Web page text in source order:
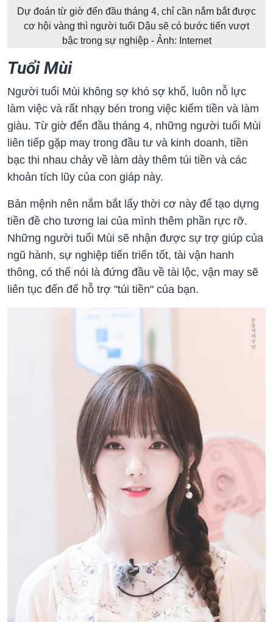
Dự đoán từ giờ đến đầu tháng 4, chỉ cần nắm bắt được
cơ hội vàng thì người tuổi Dậu sẽ có bước tiến vượt
bậc trong sự nghiệp - Ảnh: Internet
Tuổi Mùi
Người tuổi Mùi không sợ khó sợ khổ, luôn nỗ lực
làm việc và rất nhạy bén trong việc kiếm tiền và làm
giàu. Từ giờ đến đầu tháng 4, những người tuổi Mùi
liên tiếp gặp may trong đầu tư và kinh doanh, tiền
bạc thi nhau chảy về làm dày thêm túi tiền và các
khoản tích lũy của con giáp này.
Bản mệnh nên nắm bắt lấy thời cơ này để tạo dựng
tiền đề cho tương lai của mình thêm phần rực rỡ.
Những người tuổi Mùi sẽ nhận được sự trợ giúp của
ngũ hành, sự nghiệp tiến triển tốt, tài vận hanh
thông, có thể nói là đứng đầu về tài lộc, vận may sẽ
liên tục đến để hỗ trợ "túi tiền" của bạn.